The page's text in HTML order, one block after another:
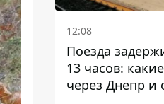
12:08
Поезда
13 часов:
через Днепр и